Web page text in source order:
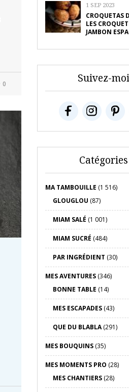
0
1 SEP 2023
CROQUETAS
LES
JAMBON
Suivez-moi
Catégories
MA TAMBOUILLE (1 516)
GLOUGLOU (87)
MIAM SALÉ (1 001)
MIAM SUCRÉ (484)
PAR INGRÉDIENT (30)
MES AVENTURES(346)
BONNE TABLE (14)
MES ESCAPADES(43)
QUE DU BLABLA(291)
MES BOUQUINS(35)
MES MOMENTS PRO (28)
MES CHANTIERS(28)